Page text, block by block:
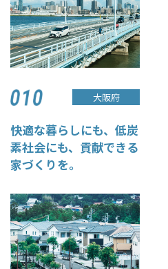
大阪府
快適な暮らしにも、低炭
素社会にも、貢献できる
家づくりを。